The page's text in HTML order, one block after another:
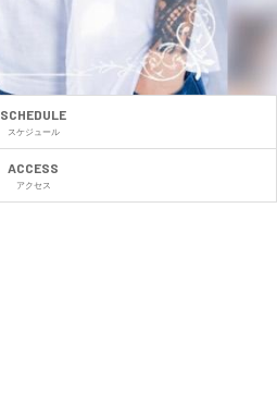
SCHEDULE
スケジュール
ACCESS
アクセス